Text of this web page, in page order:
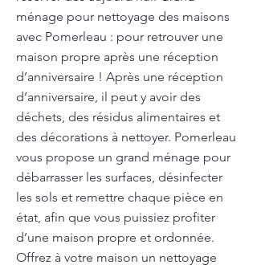
ménage pour nettoyage des maisons
avec Pomerleau : pour retrouver une
maison propre après une réception
d’anniversaire ! Après une réception
d’anniversaire, il peut y avoir des
déchets, des résidus alimentaires et
des décorations à nettoyer. Pomerleau
vous propose un grand ménage pour
débarrasser les surfaces, désinfecter
les sols et remettre chaque pièce en
état, afin que vous puissiez profiter
d’une maison propre et ordonnée.
Offrez à votre maison un nettoyage